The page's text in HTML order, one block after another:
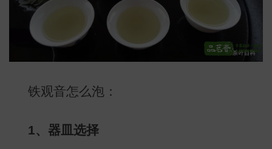
叶 地图
铁观音怎么泡：
1、器皿选择